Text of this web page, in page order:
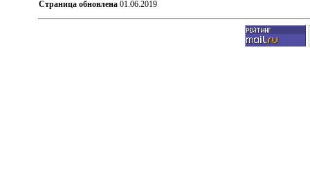
Страница обновлена 01.06.2019